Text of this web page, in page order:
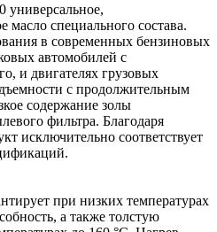
универсальное,
масло специального состава.
в современных бензиновых
автомобилей с
и двигателях грузовых
с продолжительным
содержание золы
фильтра. Благодаря
исключительно соответствует
при низких температурах
а также толстую